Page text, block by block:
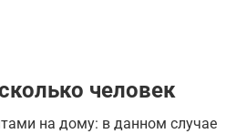
человек
на дому: в данном случае